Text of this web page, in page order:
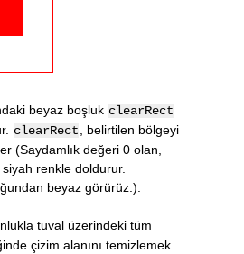
beyaz boşluk clearRect
clearRect, belirtilen bölgeyi
(Saydamlık değeri 0 olan,
renkle doldurur.
beyaz görürüz.).
tuval üzerindeki tüm
çizim alanını temizlemek